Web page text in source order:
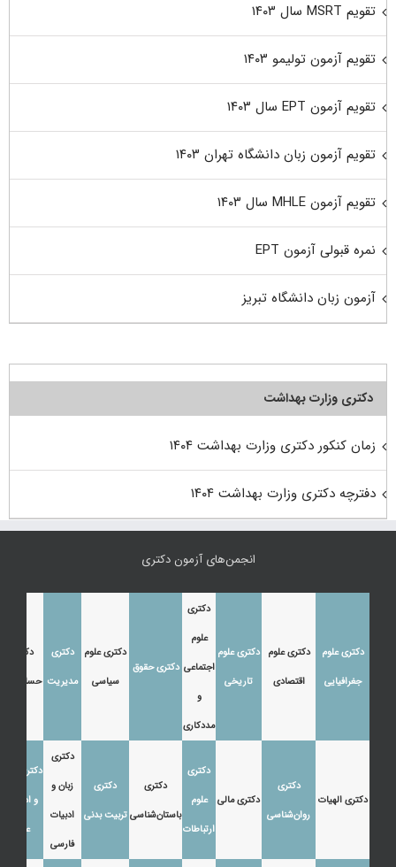
تقویم MSRT سال ۱۴۰۳
تقویم آزمون تولیمو ۱۴۰۳
تقویم آزمون EPT سال ۱۴۰۳
تقویم آزمون زبان دانشگاه تهران ۱۴۰۳
تقویم آزمون MHLE سال ۱۴۰۳
نمره قبولی آزمون EPT
آزمون زبان دانشگاه تبریز
دکتری وزارت بهداشت
زمان کنکور دکتری وزارت بهداشت ۱۴۰۴
دفترچه دکتری وزارت بهداشت ۱۴۰۴
انجمن‌های آزمون دکتری
دکتری علوم
جغرافیایی
دکتری علوم
اقتصادی
دکتری علوم
تاریخی
دکتری
علوم
اجتماعی
و
مددکاری
دکتری حقوق
دکتری علوم
سیاسی
دکتری
مدیریت
دکتری
حسابداری
دکتری الهیات
دکتری
روان‌شناسی
دکتری مالی
دکتری
علوم
ارتباطات
دکتری
باستان‌شناسی
دکتری
تربیت بدنی
دکتری
زبان و
ادبیات
فارسی
دکتری زبان
و ادبیات
عرب